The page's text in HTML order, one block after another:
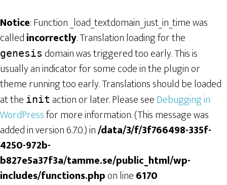
Notice: Function _load_textdomain_just_in_time was
calledincorrectly. Translation loading for the
genesis domain was triggered too early. This is
usually an indicator for some code in the plugin or
theme running too early. Translations should be loaded
at the init action or later. Please seeDebugging in
WordPressfor more information. (This message was
added in version 6.7.0.) in/data/3/f/3f766498-335f-
4250-972b-
b827e5a37f3a/tamme.se/public_html/wp-
includes/functions.phpon line6170